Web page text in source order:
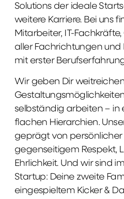
Solutions der ideale
weitere Karriere. Bei uns
Mitarbeiter, IT-
aller Fachrichtungen und
mit erster
Wir geben Dir
selbständig arbeiten – in
flachen Hierarchien.
geprägt von
gegenseitigem Respekt,
Ehrlichkeit. Und wir sind
Startup: Deine zweite
eingespieltem Kicker &